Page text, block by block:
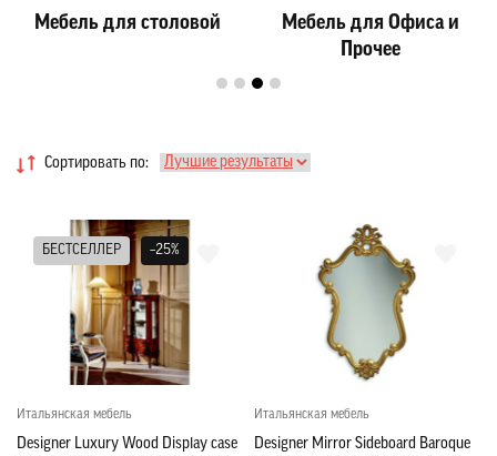
Мебель для столовой
Мебель для Офиса и
Прочее
Сортировать по:
БЕСТСЕЛЛЕР –25%
Итальянская мебель
Designer Luxury Wood Display case
Итальянская мебель
Designer Mirror Sideboard Baroque